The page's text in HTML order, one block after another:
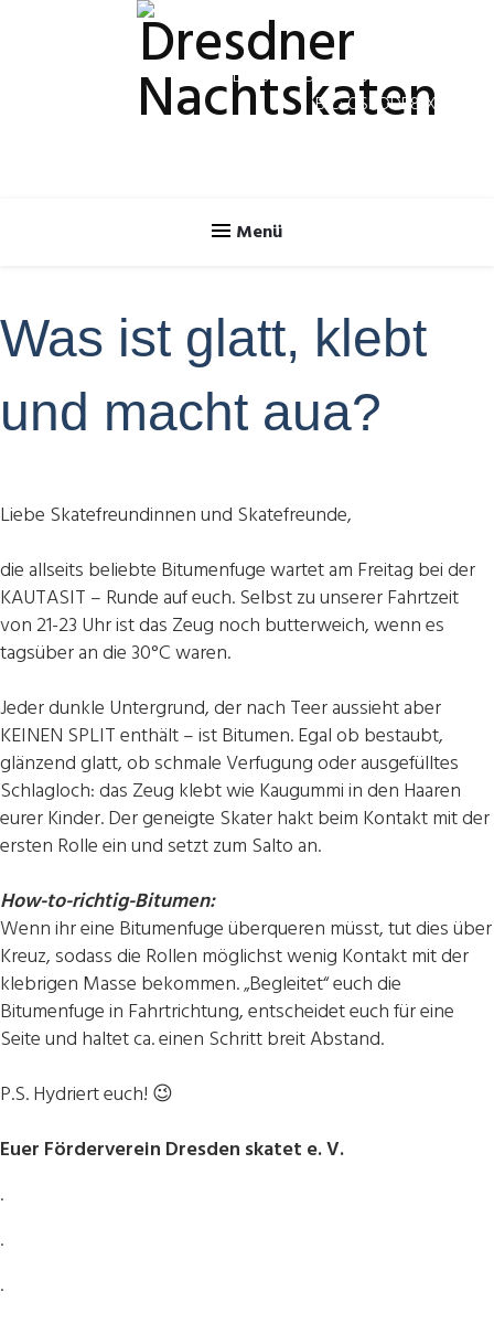
Was ist glatt, klebt
und macht aua?
Liebe Skatefreundinnen und Skatefreunde,
die allseits beliebte Bitumenfuge wartet am Freitag bei der
KAUTASIT – Runde auf euch. Selbst zu unserer Fahrtzeit
von 21-23 Uhr ist das Zeug noch butterweich, wenn es
tagsüber an die 30°C waren.
Jeder dunkle Untergrund, der nach Teer aussieht aber
KEINEN SPLIT enthält – ist Bitumen. Egal ob bestaubt,
glänzend glatt, ob schmale Verfugung oder ausgefülltes
Schlagloch: das Zeug klebt wie Kaugummi in den Haaren
eurer Kinder. Der geneigte Skater hakt beim Kontakt mit der
ersten Rolle ein und setzt zum Salto an.
How-to-richtig-Bitumen:
Wenn ihr eine Bitumenfuge überqueren müsst, tut dies über
Kreuz, sodass die Rollen möglichst wenig Kontakt mit der
klebrigen Masse bekommen. „Begleitet“ euch die
Bitumenfuge in Fahrtrichtung, entscheidet euch für eine
Seite und haltet ca. einen Schritt breit Abstand.
P.S. Hydriert euch! 😉
Euer Förderverein Dresden skatet e. V.
.
.
.
IBAN: DE70 8505 0300 3120 2624 46
BIC: OSDDDE81XXX